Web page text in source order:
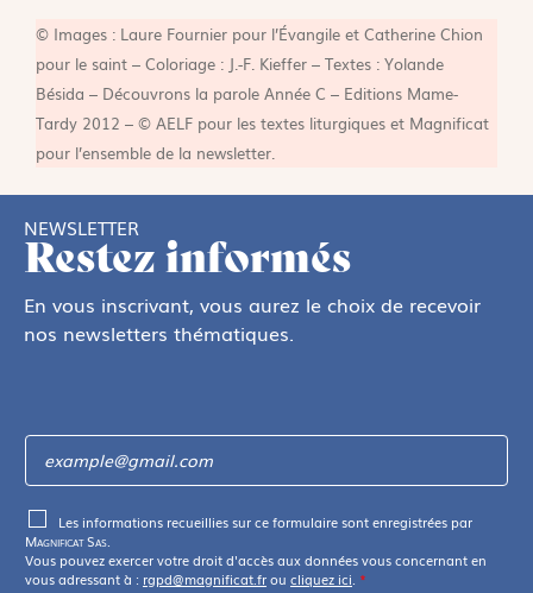
© Images : Laure Fournier pour l’Évangile et Catherine Chion
pour le saint – Coloriage : J.-F. Kieffer – Textes : Yolande
Bésida – Découvrons la parole Année C – Editions Mame-
Tardy 2012 – © AELF pour les textes liturgiques et Magnificat
pour l’ensemble de la newsletter.
NEWSLETTER
Restez informés
En vous inscrivant, vous aurez le choix de recevoir
nos newsletters thématiques.
Les informations recueillies sur ce formulaire sont enregistrées par
Magnificat Sas
Vous pouvez exercer votre droit d'accès aux données vous concernant en
vous adressant à : rgpd@magnificat.frou cliquez ici *